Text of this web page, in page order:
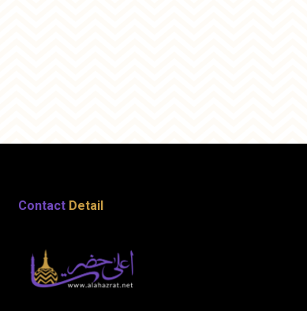
Contact Detail